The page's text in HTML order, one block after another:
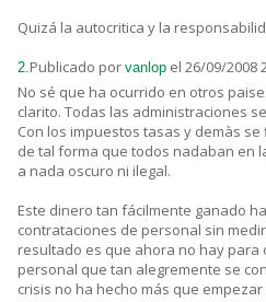
Quizá la autocritica y la
2.Publicado por vanlop el 26/09/2008
No sé que ha ocurrido en otros
clarito. Todas las administraciones
Con los impuestos tasas y demàs
de tal forma que todos nadaban en
a nada oscuro ni ilegal.
Este dinero tan fácilmente ganado
contrataciones de personal sin
resultado es que ahora no hay
personal que tan alegremente se
crisis no ha hecho más que